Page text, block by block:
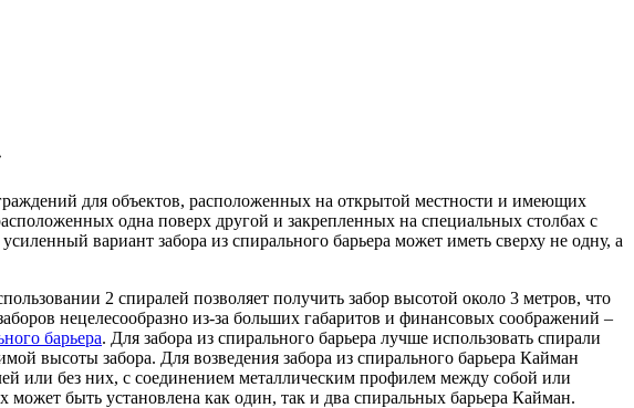
для объектов, расположенных на открытой местности и имеющих
одна поверх другой и закрепленных на специальных столбах с
вариант забора из спирального барьера может иметь сверху не одну, а
2 спиралей позволяет получить забор высотой около 3 метров, что
нецелесообразно из-за больших габаритов и финансовых соображений –
барьера. Для забора из спирального барьера лучше использовать спирали
высоты забора. Для возведения забора из спирального барьера Кайман
или без них, с соединением металлическим профилем между собой или
быть установлена как один, так и два спиральных барьера Кайман.